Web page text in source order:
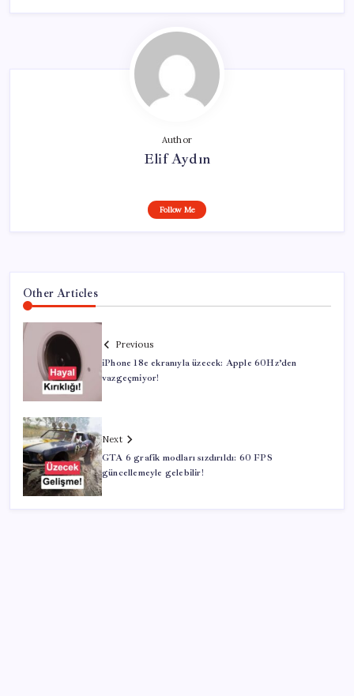
Author
Elif Aydın
Follow Me
Other Articles
Previous
iPhone 18e ekranıyla üzecek: Apple 60Hz’den
vazgeçmiyor!
Next
GTA 6 grafik modları sızdırıldı: 60 FPS
güncellemeyle gelebilir!